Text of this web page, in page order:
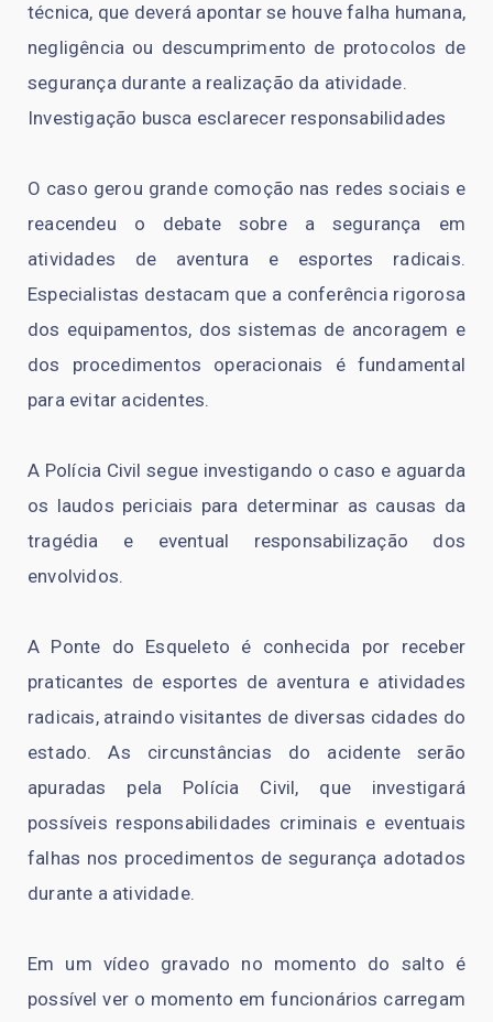
técnica, que deverá apontar se houve falha humana,
negligência ou descumprimento de protocolos de
segurança durante a realização da atividade.
Investigação busca esclarecer responsabilidades
O caso gerou grande comoção nas redes sociais e
reacendeu o debate sobre a segurança em
atividades de aventura e esportes radicais.
Especialistas destacam que a conferência rigorosa
dos equipamentos, dos sistemas de ancoragem e
dos procedimentos operacionais é fundamental
para evitar acidentes.
A Polícia Civil segue investigando o caso e aguarda
os laudos periciais para determinar as causas da
tragédia e eventual responsabilização dos
envolvidos.
A Ponte do Esqueleto é conhecida por receber
praticantes de esportes de aventura e atividades
radicais, atraindo visitantes de diversas cidades do
estado. As circunstâncias do acidente serão
apuradas pela Polícia Civil, que investigará
possíveis responsabilidades criminais e eventuais
falhas nos procedimentos de segurança adotados
durante a atividade.
Em um vídeo gravado no momento do salto é
possível ver o momento em funcionários carregam